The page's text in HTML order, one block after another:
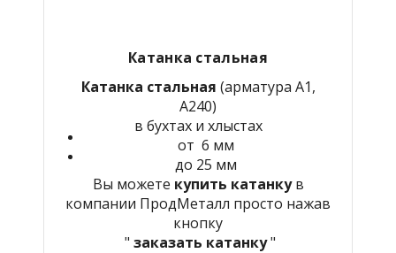
Катанка стальная
Катанка стальная (арматура А1,
А240)
в бухтах и хлыстах
от 6 мм
до 25 мм
Вы можете купить катанкув
компании ПродМеталл просто нажав
кнопку
" заказать катанку"